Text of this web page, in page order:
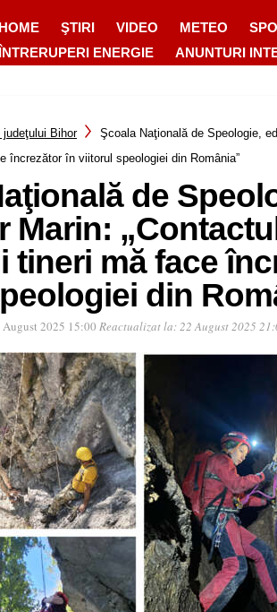
HOME ŞTIRI VIDEO METEO
ÎNTRERUPERI ENERGIE
ANUNTURI
Bihor
Şcoala Naţională de Speologie,
încrezător în viitorul speologiei din România”
de
Marin:
tineri mă face
din
2025 15:00 Reactualizat la:22 August 2025